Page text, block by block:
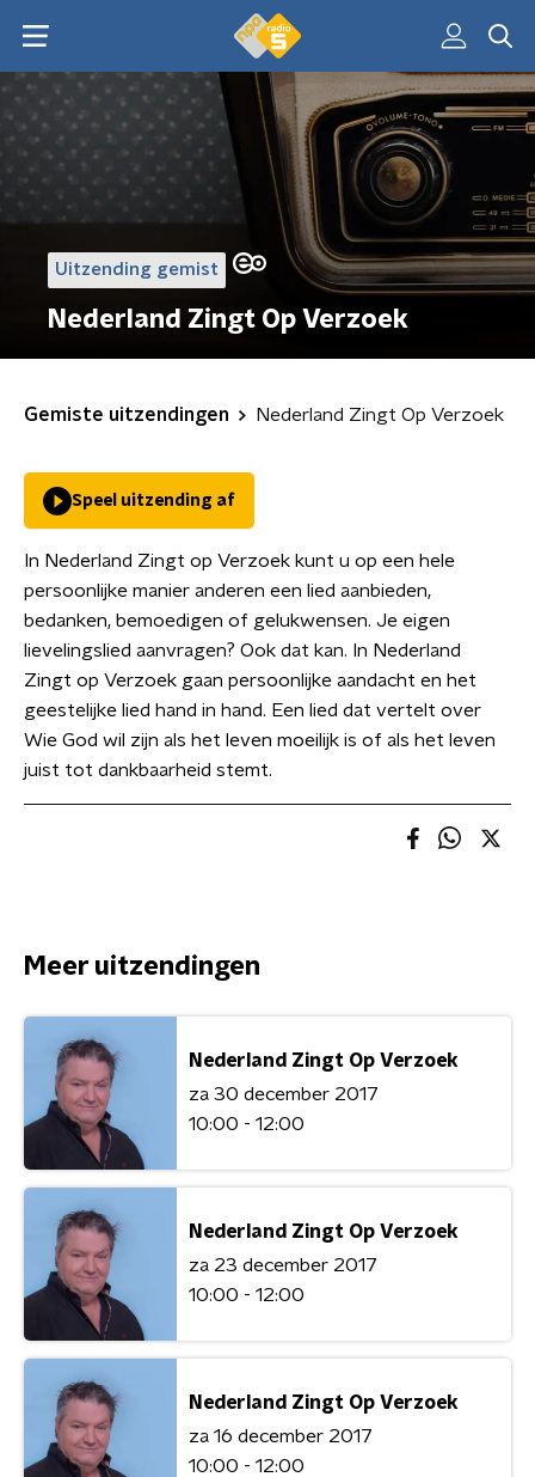
Uitzending gemist
Nederland Zingt Op Verzoek
Gemiste uitzendingen Nederland Zingt Op Verzoek
Speel uitzending af
In Nederland Zingt op Verzoek kunt u op een hele
persoonlijke manier anderen een lied aanbieden,
bedanken, bemoedigen of gelukwensen. Je eigen
lievelingslied aanvragen? Ook dat kan. In Nederland
Zingt op Verzoek gaan persoonlijke aandacht en het
geestelijke lied hand in hand. Een lied dat vertelt over
Wie God wil zijn als het leven moeilijk is of als het leven
juist tot dankbaarheid stemt.
Meer uitzendingen
Nederland Zingt Op Verzoek
za 30 december 2017
10:00 - 12:00
Nederland Zingt Op Verzoek
za 23 december 2017
10:00 - 12:00
Nederland Zingt Op Verzoek
za 16 december 2017
10:00 - 12:00